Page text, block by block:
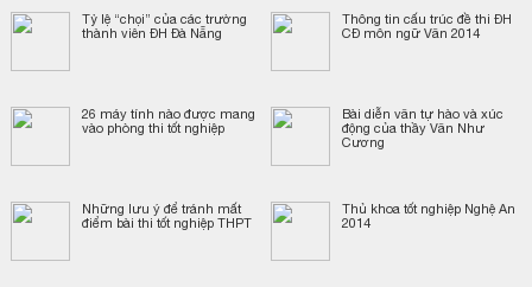
Tỷ lệ “chọi” của các trường
thành viên ĐH Đà Nẵng
Thông tin cấu trúc đề thi ĐH
CĐ môn ngữ Văn 2014
26 máy tính nào được mang
vào phòng thi tốt nghiệp
Bài diễn văn tự hào và xúc
động của thầy Văn Như
Cương
Những lưu ý để tránh mất
điểm bài thi tốt nghiệp THPT
Thủ khoa tốt nghiệp Nghệ An
2014